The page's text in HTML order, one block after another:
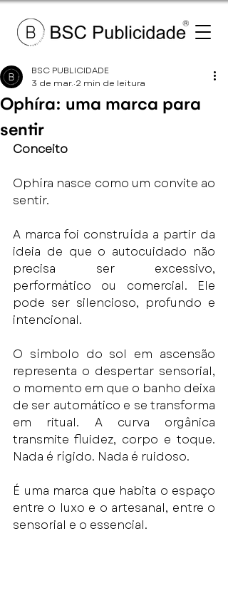
Ophíra: uma marca para
sentir
BSC PUBLICIDADE
3 de mar. 2 min de leitura
Conceito
Ophíra nasce como um convite ao
sentir.
A marca foi construída a partir da
ideia de que o autocuidado não
precisa ser excessivo,
performático ou comercial. Ele
pode ser silencioso, profundo e
intencional.
O símbolo do sol em ascensão
representa o despertar sensorial,
o momento em que o banho deixa
de ser automático e se transforma
em ritual. A curva orgânica
transmite fluidez, corpo e toque.
Nada é rígido. Nada é ruidoso.
É uma marca que habita o espaço
entre o luxo e o artesanal, entre o
sensorial e o essencial.